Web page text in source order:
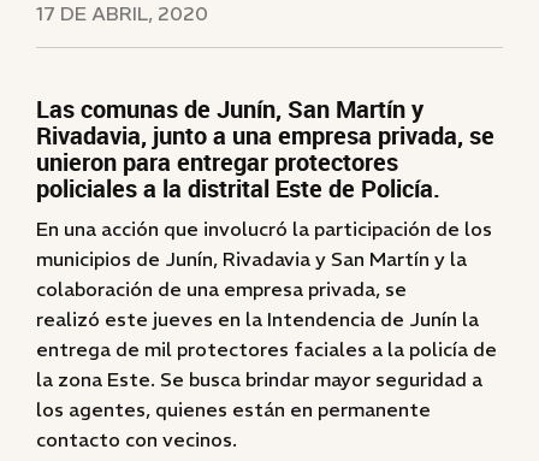
17 DE ABRIL, 2020
Las comunas de Junín, San Martín y
Rivadavia, junto a una empresa privada, se
unieron para entregar protectores
policiales a la distrital Este de Policía.
En una acción que involucró la participación de los
municipios de Junín, Rivadavia y San Martín y la
colaboración de una empresa privada, se
realizó este jueves en la Intendencia de Junín la
entrega de mil protectores faciales a la policía de
la zona Este. Se busca brindar mayor seguridad a
los agentes, quienes están en permanente
contacto con vecinos.